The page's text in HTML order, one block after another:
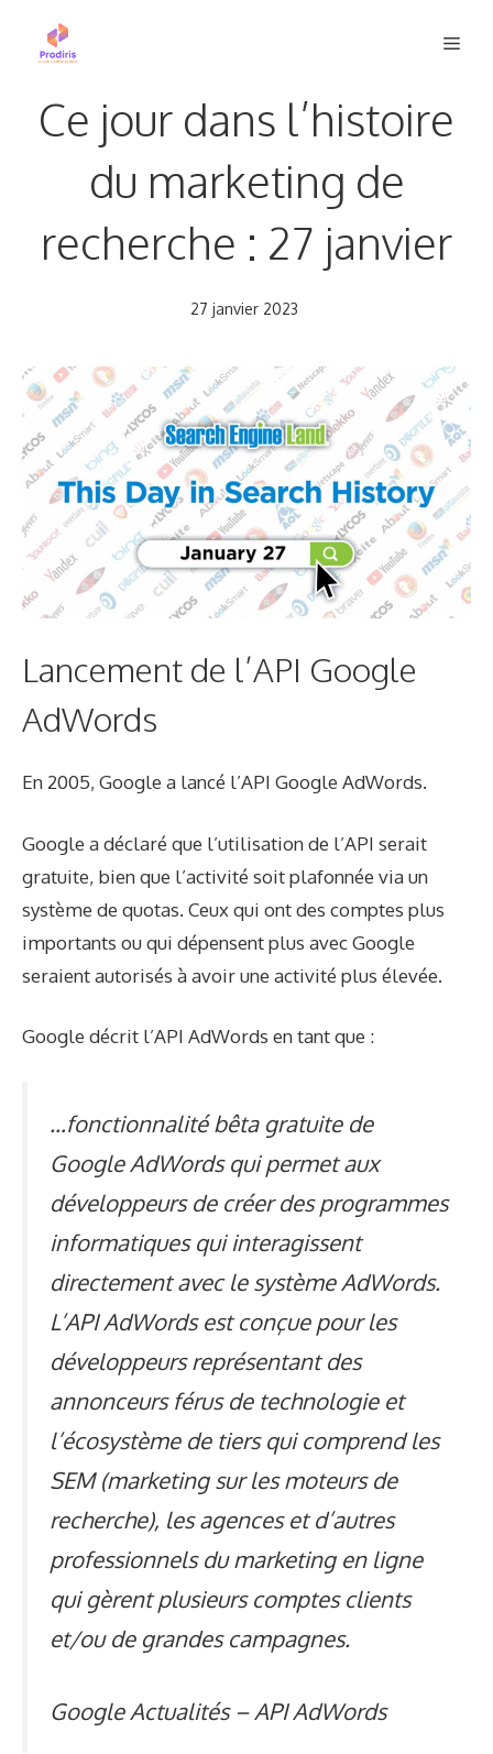
Ce jour dans l’histoire
du marketing de
recherche : 27 janvier
27 janvier 2023
Lancement de l’API Google
AdWords
En 2005, Google a lancé l’API Google AdWords.
Google a déclaré que l’utilisation de l’API serait
gratuite, bien que l’activité soit plafonnée via un
système de quotas. Ceux qui ont des comptes plus
importants ou qui dépensent plus avec Google
seraient autorisés à avoir une activité plus élevée.
Google décrit l’API AdWords en tant que :
…fonctionnalité bêta gratuite de
Google AdWords qui permet aux
développeurs de créer des programmes
informatiques qui interagissent
directement avec le système AdWords.
L’API AdWords est conçue pour les
développeurs représentant des
annonceurs férus de technologie et
l’écosystème de tiers qui comprend les
SEM (marketing sur les moteurs de
recherche), les agences et d’autres
professionnels du marketing en ligne
qui gèrent plusieurs comptes clients
et/ou de grandes campagnes.
Google Actualités – API AdWords